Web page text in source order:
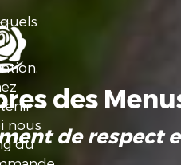
nous
du
des
de respect